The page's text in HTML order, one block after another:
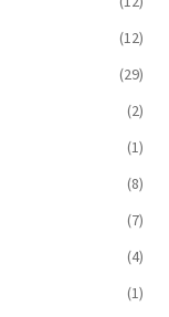
(12)
(29)
(2)
(1)
(8)
(7)
(4)
(1)